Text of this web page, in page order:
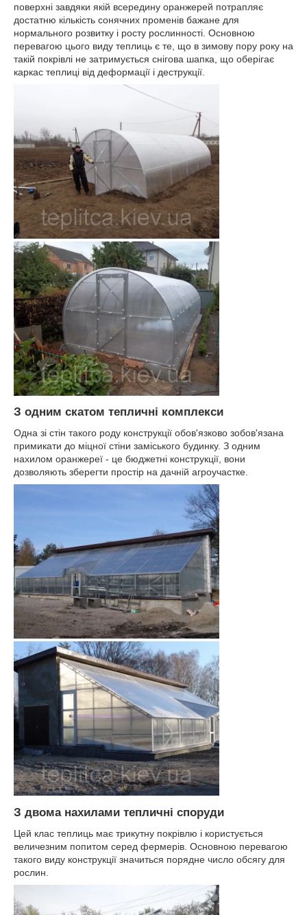
поверхні завдяки якій всередину оранжерей потрапляє
достатню кількість сонячних променів бажане для
нормального розвитку і росту рослинності. Основною
перевагою цього виду теплиць є те, що в зимову пору року на
такій покрівлі не затримується снігова шапка, що оберігає
каркас теплиці від деформації і деструкції.
З одним скатом тепличні комплекси
Одна зі стін такого роду конструкції обов'язково зобов'язана
примикати до міцної стіни заміського будинку. З одним
нахилом оранжереї - це бюджетні конструкції, вони
дозволяють зберегти простір на дачній агроучастке.
З двома нахилами тепличні споруди
Цей клас теплиць має трикутну покрівлю і користується
величезним попитом серед фермерів. Основною перевагою
такого виду конструкції значиться порядне число обсягу для
рослин.